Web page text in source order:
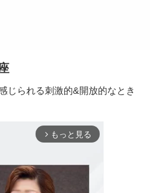
られる刺激的&開放的なとき
arrow_forward_ios もっと見る